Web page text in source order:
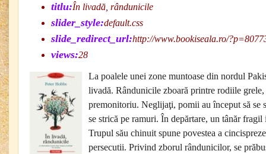
titlu:În livadă, rândunicile
slider_style:default.css
slide_redirect_url:http://www.bookiseala.ro/
views:28
La poalele unei zone muntoase din nordul
livadă. Rândunicile zboară printre rodiile
premonitoriu. Neglijaţi, pomii au început să se
se strică pe ramuri. În depărtare, un tânăr
Trupul său chinuit spune povestea a
persecutii. Privind zborul rândunicilor, se